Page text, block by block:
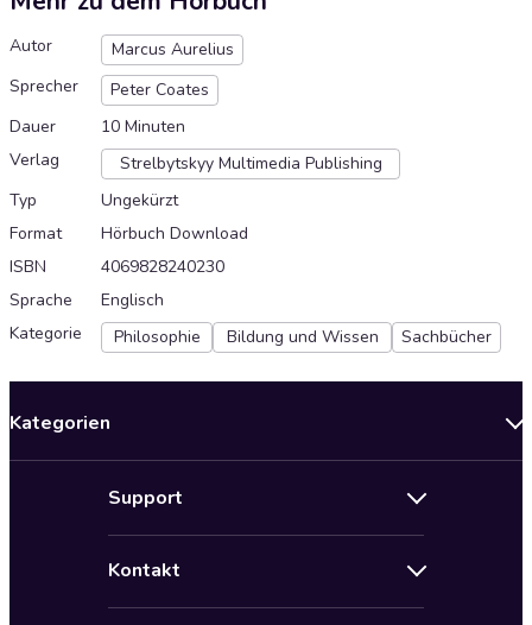
Autor
Marcus Aurelius
Sprecher
Peter Coates
Dauer
10 Minuten
Verlag
Strelbytskyy Multimedia Publishing
Typ
Ungekürzt
Format
Hörbuch Download
ISBN
4069828240230
Sprache
Englisch
Kategorie
Philosophie Bildung und Wissen Sachbücher
Kategorien
Support
Kontakt